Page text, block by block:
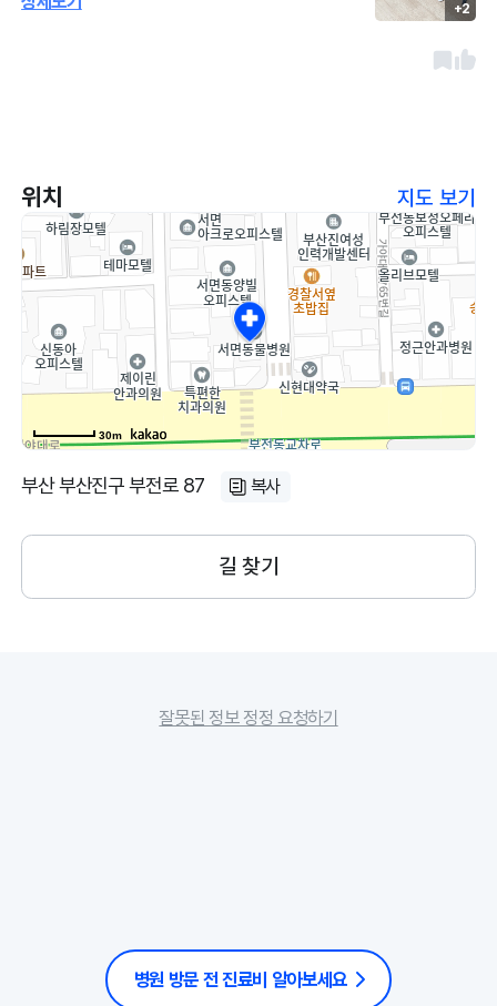
+2
위치 지도 보기
30m
부산 부산진구 부전로 87 복사
길 찾기
잘못된 정보 정정 요청하기
병원 방문 전 진료비 알아보세요